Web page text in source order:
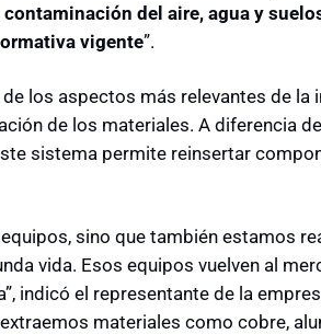
del aire, agua y
vigente”.
los aspectos más relevantes de la
de los materiales. A diferencia
sistema permite reinsertar
sino que también estamos
vida. Esos equipos vuelven al
indicó el representante de la
materiales como cobre,